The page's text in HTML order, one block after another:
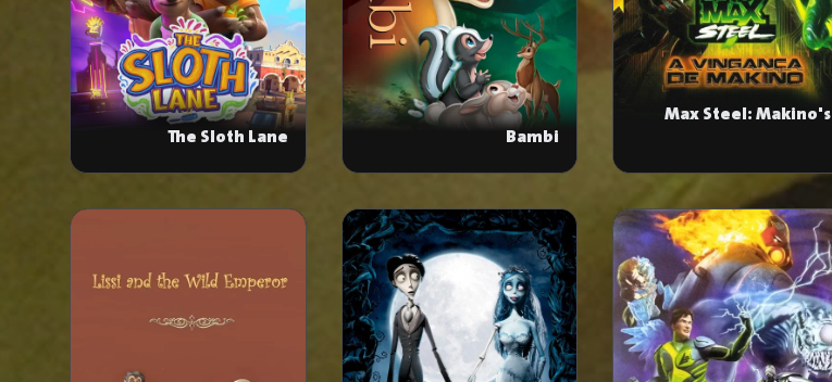
Max Steel: Makino's
Bambi
The Sloth Lane